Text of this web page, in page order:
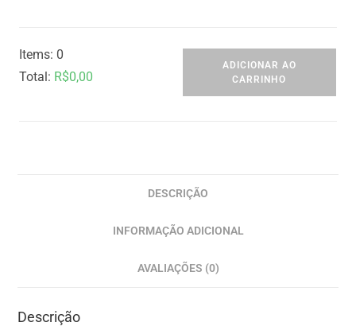
Items: 0
Total: R$0,00
a
ADICIONAR AO
CARRINHO
DESCRIÇÃO
INFORMAÇÃO ADICIONAL
AVALIAÇÕES (0)
Descrição